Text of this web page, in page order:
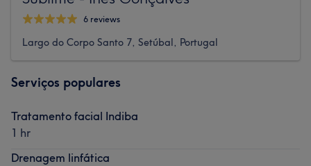
6 reviews
Largo do Corpo Santo 7, Setúbal, Portugal
Serviços populares
Tratamento facial Indiba
1 hr
Drenagem linfática